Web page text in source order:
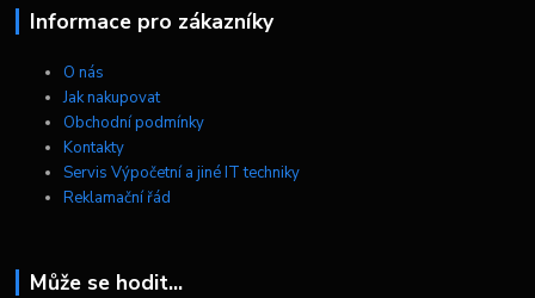
Informace pro zákazníky
O nás
Jak nakupovat
Obchodní podmínky
Kontakty
Servis Výpočetní a jiné IT techniky
Reklamační řád
Může se hodit...